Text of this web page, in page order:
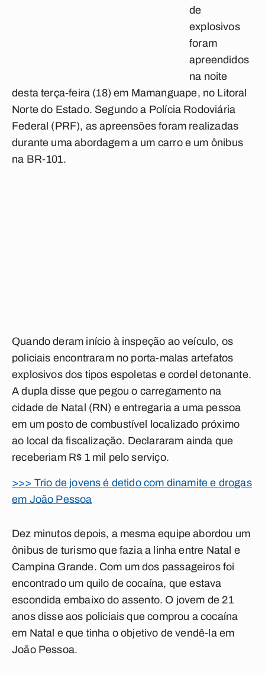
de
explosivos
foram
apreendidos
na noite
desta terça-feira (18) em Mamanguape, no Litoral
Norte do Estado. Segundo a Polícia Rodoviária
Federal (PRF), as apreensões foram realizadas
durante uma abordagem a um carro e um ônibus
na BR-101.
Quando deram início à inspeção ao veículo, os
policiais encontraram no porta-malas artefatos
explosivos dos tipos espoletas e cordel detonante.
A dupla disse que pegou o carregamento na
cidade de Natal (RN) e entregaria a uma pessoa
em um posto de combustível localizado próximo
ao local da fiscalização. Declararam ainda que
receberiam R$ 1 mil pelo serviço.
>>> Trio de jovens é detido com dinamite e drogas
em João Pessoa
Dez minutos depois, a mesma equipe abordou um
ônibus de turismo que fazia a linha entre Natal e
Campina Grande. Com um dos passageiros foi
encontrado um quilo de cocaína, que estava
escondida embaixo do assento. O jovem de 21
anos disse aos policiais que comprou a cocaína
em Natal e que tinha o objetivo de vendê-la em
João Pessoa.